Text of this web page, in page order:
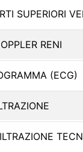
SUPERIORI
RENI
(ECG)